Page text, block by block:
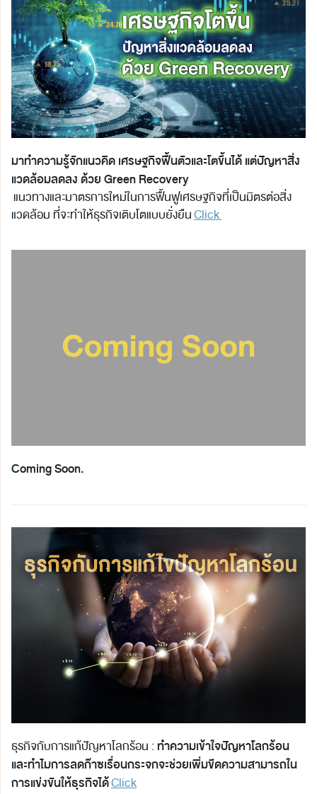
มาทำความรู้จักแนวคิด เศรษฐกิจฟื้นตัวและโตขึ้นได้ แต่ปัญหาสิ่ง
แวดล้อมลดลง ด้วย Green Recovery
แนวทางและมาตรการใหม่ในการฟื้นฟูเศรษฐกิจที่เป็นมิตรต่อสิ่ง
แวดล้อม ที่จะทำให้ธุรกิจเติบโตแบบยั่งยืนClick
Coming Soon.
ธุรกิจกับการแก้ปัญหาโลกร้อน :ทำความเข้าใจปัญหาโลกร้อน
และทำไมการลดก๊าซเรื่อนกระจกจะช่วยเพิ่มขีดความสามารถใน
การแข่งขันให้ธุรกิจได้Click